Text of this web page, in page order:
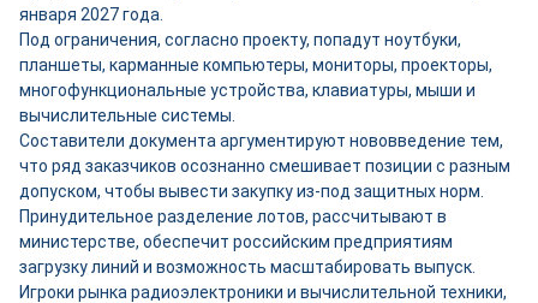
января 2027 года.
Под ограничения, согласно проекту, попадут ноутбуки,
планшеты, карманные компьютеры, мониторы, проекторы,
многофункциональные устройства, клавиатуры, мыши и
вычислительные системы.
Составители документа аргументируют нововведение тем,
что ряд заказчиков осознанно смешивает позиции с разным
допуском, чтобы вывести закупку из-под защитных норм.
Принудительное разделение лотов, рассчитывают в
министерстве, обеспечит российским предприятиям
загрузку линий и возможность масштабировать выпуск.
Игроки рынка радиоэлектроники и вычислительной техники,